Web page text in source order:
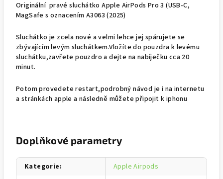
Originální pravé sluchátko Apple AirPods Pro 3 (USB-C,
MagSafe s oznacením A3063 (2025)
Sluchátko je zcela nové a velmi lehce jej spárujete se
zbývajícím levým sluchátkem.Vložíte do pouzdra k levému
sluchátku,zavřete pouzdro a dejte na nabíječku cca 20
minut.
Potom provedete restart,podrobný návod je i na internetu
a stránkách apple a následně můžete připojit k iphonu
Doplňkové parametry
Kategorie:
Apple Airpods